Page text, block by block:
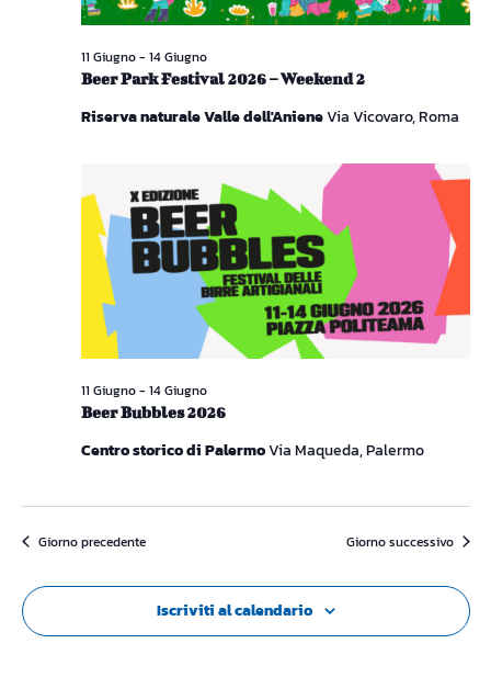
Beer Park Festival 2026 – Weekend 2
11 Giugno- 14 Giugno
Riserva naturale Valle dell'AnieneVia Vicovaro, Roma
Beer Bubbles 2026
11 Giugno- 14 Giugno
Centro storico di PalermoVia Maqueda, Palermo
Giorno precedente Giorno successivo
Iscriviti al calendario